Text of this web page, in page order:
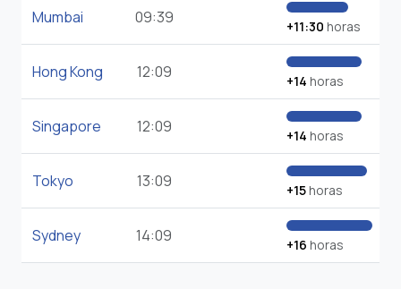
Mumbai 09:39 +11:30 horas
Hong Kong 12:09 +14 horas
Singapore 12:09 +14 horas
Tokyo 13:09 +15horas
Sydney 14:09 +16 horas